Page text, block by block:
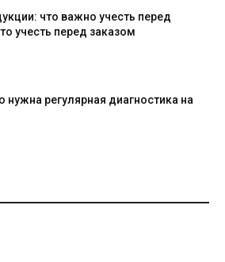
что важно учесть перед
учесть перед заказом
регулярная диагностика на